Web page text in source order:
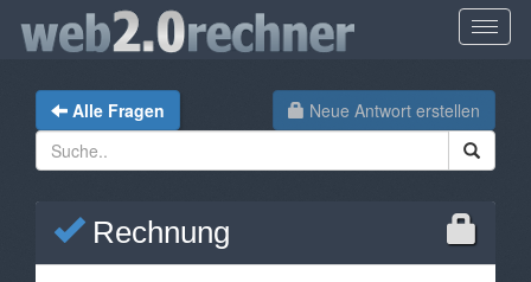
Neue Antwort erstellen
Alle Fragen
Rechnung